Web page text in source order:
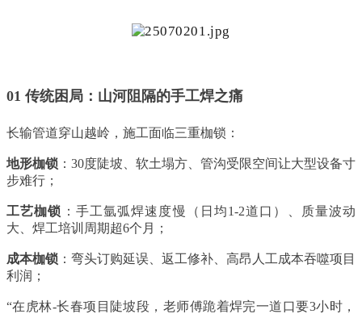
01 传统困局：山河阻隔的手工焊之痛
长输管道穿山越岭，施工面临三重枷锁：
地形枷锁 ：30度陡坡、软土塌方、管沟受限空间让大型设备寸
步难行 ；
工艺枷锁 ：手工氩弧焊速度慢（日均1-2道口）、质量波动
大、焊工培训周期超6个月
；
成本枷锁 ：弯头订购延误、返工修补、高昂人工成本吞噬项目
利润 ；
“在虎林-长春项目陡坡段，老师傅跪着焊完一道口要3小时，